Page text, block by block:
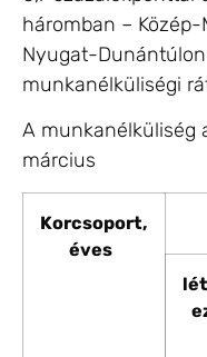
háromban –
Nyugat-
munkanélküliségi
A munkanélküliség
március
Korcsoport,
éves